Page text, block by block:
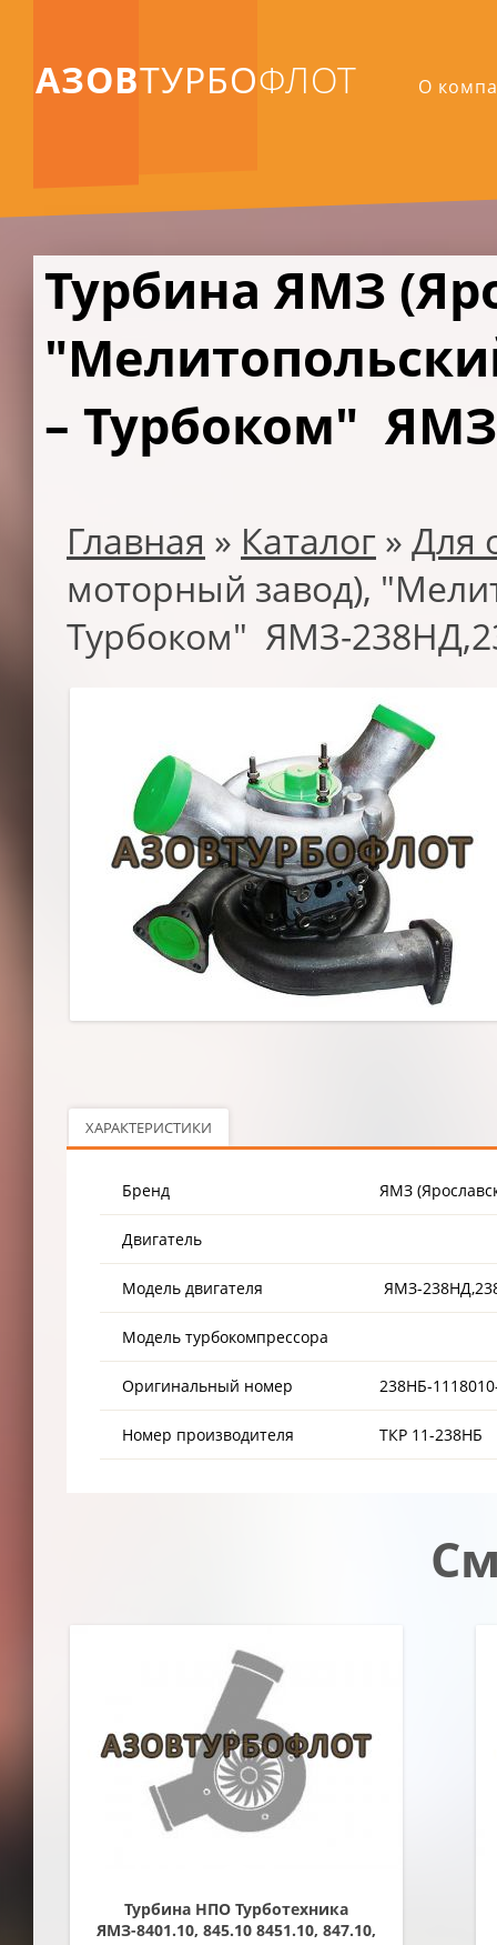
АЗОВТУРБОФЛОТ О
Турбина ЯМЗ
– Турбоком"
Главная » Каталог » Для
моторный завод),
Турбоком" ЯМЗ-
ХАРАКТЕРИСТИКИ
Бренд ЯМЗ
Двигатель
Модель двигателя ЯМЗ-
Модель турбокомпрессора
Оригинальный номер 238НБ-
Номер производителя ТКР 11-238НБ
Турбина НПО Турботехника
ЯМЗ-8401.10, 845.10 8451.10, 847.10,